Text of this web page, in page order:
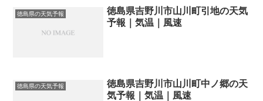
徳島県の天気予報
徳島県吉野川市山川町引地の天気
予報｜気温｜風速
徳島県の天気予報
徳島県吉野川市山川町中ノ郷の天
気予報｜気温｜風速